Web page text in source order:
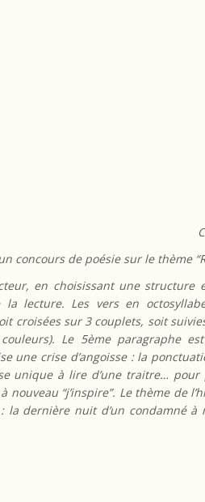
concours de poésie sur le thème
en choisissant une structure
lecture. Les vers en
croisées sur 3 couplets, soit
Le 5ème paragraphe
une crise d’angoisse : la
unique à lire d’une traitre… pour
“j’inspire”. Le thème de
la dernière nuit d’un condamné à